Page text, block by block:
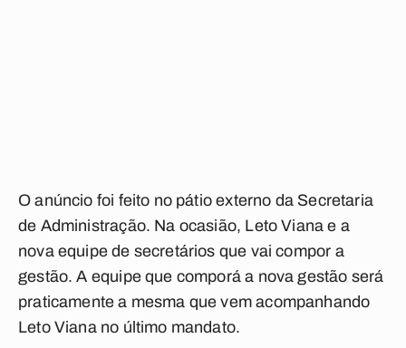
O anúncio foi feito no pátio externo da Secretaria
de Administração. Na ocasião, Leto Viana e a
nova equipe de secretários que vai compor a
gestão. A equipe que comporá a nova gestão será
praticamente a mesma que vem acompanhando
Leto Viana no último mandato.